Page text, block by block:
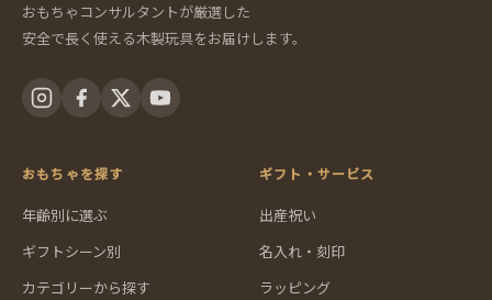
おもちゃコンサルタントが厳選した
安全で長く使える木製玩具をお届けします。
おもちゃを探す
年齢別に選ぶ
ギフトシーン別
カテゴリーから探す
ギフト・サービス
出産祝い
名入れ・刻印
ラッピング